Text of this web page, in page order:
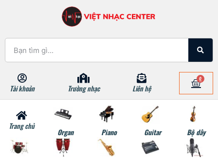
Tài khoản Trường nhạc Liên hệ
0
Trang chủ
Organ Piano Guitar Bộ dây